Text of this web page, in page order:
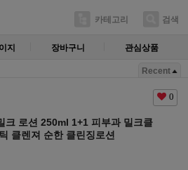
카테고리 검색
지 장바구니 관심상품
Recent
0
크 로션 250ml 1+1 피부과 밀크클
클렌져 순한 클린징로션